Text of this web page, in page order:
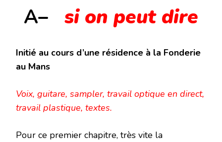
A– si on peut dire
Initié au cours d’une résidence à la Fonderie
au Mans
Voix, guitare, sampler, travail optique en direct,
travail plastique, textes.
Pour ce premier chapitre, très vite la